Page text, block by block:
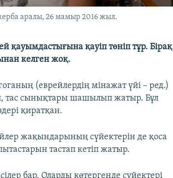
аралы, 26 мамыр 2016 жыл.
қауымдастығына қауіп төніп тұр. Бірақ
келген жоқ.
(еврейлердің мінажат үйі – ред.)
тас сынықтары шашылып жатыр. Бұл
қиратқан.
жақындарының сүйектерін де қоса
тастап кетіп жатыр.
бар. Оларды көтергенде сүйектері